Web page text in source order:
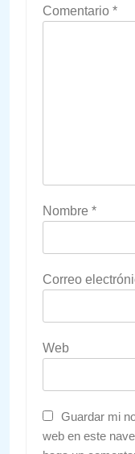
Comentario *
Nombre *
Correo
Web
Guardar mi
web en este